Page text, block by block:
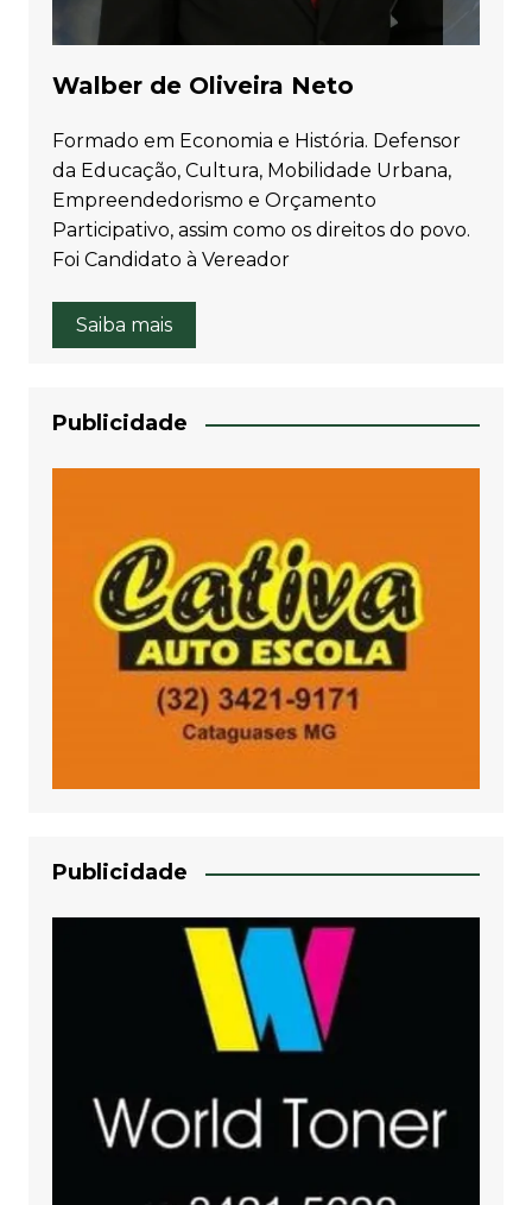
Walber de Oliveira Neto
Formado em Economia e História. Defensor
da Educação, Cultura, Mobilidade Urbana,
Empreendedorismo e Orçamento
Participativo, assim como os direitos do povo.
Foi Candidato à Vereador
Saiba mais
Publicidade
Publicidade